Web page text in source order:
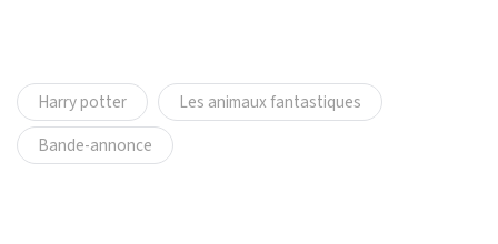
Harry potter
Les animaux fantastiques
Bande-annonce